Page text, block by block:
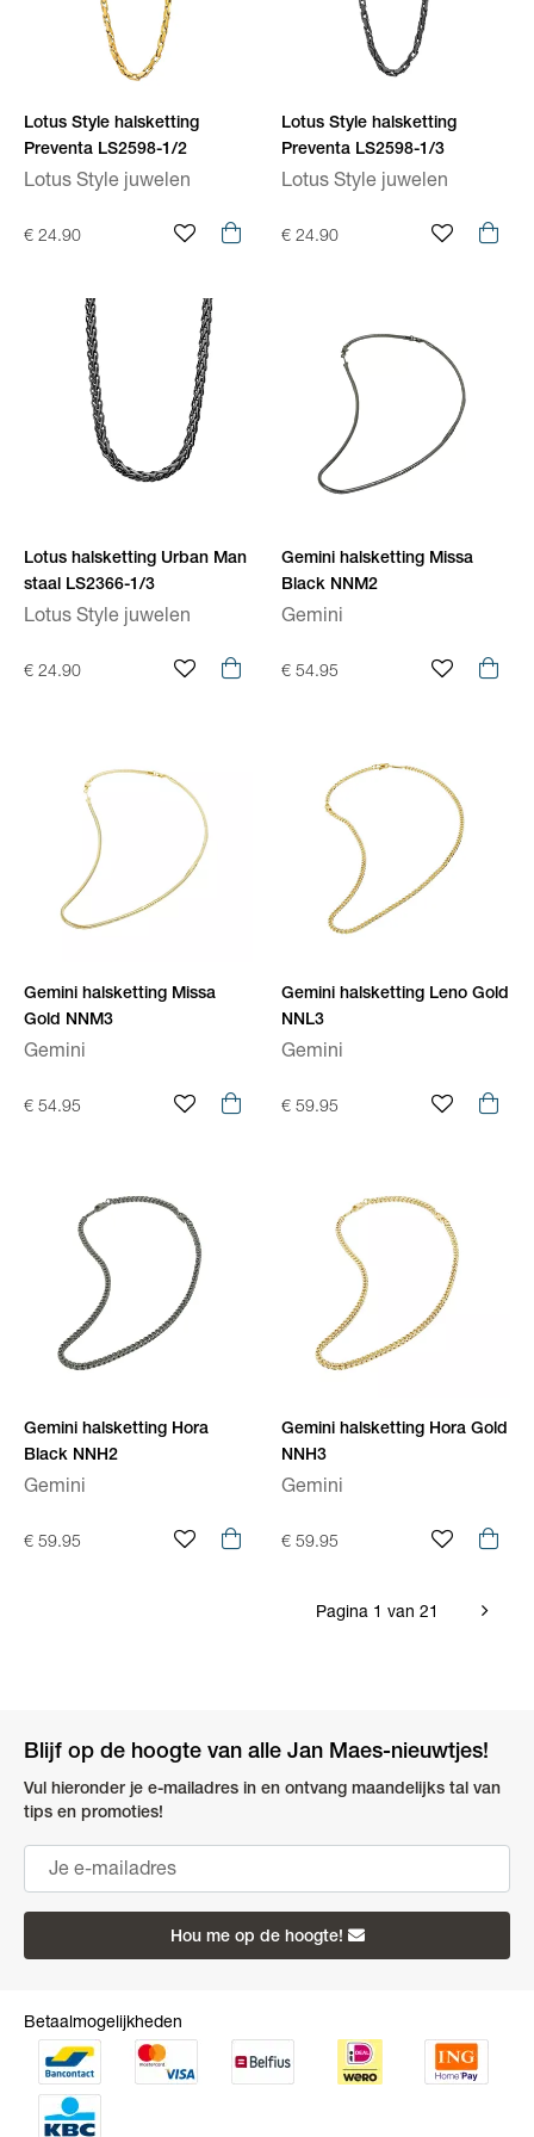
Lotus Style halsketting
Preventa LS2598-1/2
Lotus Style juwelen
€ 24.90
Lotus Style halsketting
Preventa LS2598-1/3
Lotus Style juwelen
€ 24.90
Lotus halsketting Urban Man
staal LS2366-1/3
Lotus Style juwelen
€ 24.90
Gemini halsketting Missa
Black NNM2
Gemini
€ 54.95
Gemini halsketting Missa
Gold NNM3
Gemini
€ 54.95
Gemini halsketting Leno Gold
NNL3
Gemini
€ 59.95
Gemini halsketting Hora
Black NNH2
Gemini
€ 59.95
Gemini halsketting Hora Gold
NNH3
Gemini
€ 59.95
Pagina 1 van 21
Blijf op de hoogte van alle Jan Maes-nieuwtjes!
Vul hieronder je e-mailadres in en ontvang maandelijks tal van
tips en promoties!
Hou me op de hoogte!
Betaalmogelijkheden